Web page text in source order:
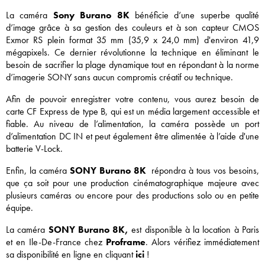
La caméra Sony Burano 8Kbénéficie d’une superbe qualité
d’image grâce à sa gestion des couleurs et à son capteur CMOS
Exmor RS plein format 35 mm (35,9 x 24,0 mm) d'environ 41,9
mégapixels. Ce dernier révolutionne la technique en éliminant le
besoin de sacrifier la plage dynamique tout en répondant à la norme
d’imagerie SONY sans aucun compromis créatif ou technique.
Afin de pouvoir enregistrer votre contenu, vous aurez besoin de
carte CF Express de type B, qui est un média largement accessible et
fiable. Au niveau de l’alimentation, la caméra possède un port
d’alimentation DC IN et peut également être alimentée à l’aide d'une
batterie V-Lock.
Enfin, la caméra SONY Burano 8K répondra à tous vos besoins,
que ça soit pour une production cinématographique majeure avec
plusieurs caméras ou encore pour des productions solo ou en petite
équipe.
La caméra SONY Burano 8K, est disponible à la location à Paris
et en Ile-De-France chez Proframe. Alors vérifiez immédiatement
sa disponibilité en ligne en cliquantici !